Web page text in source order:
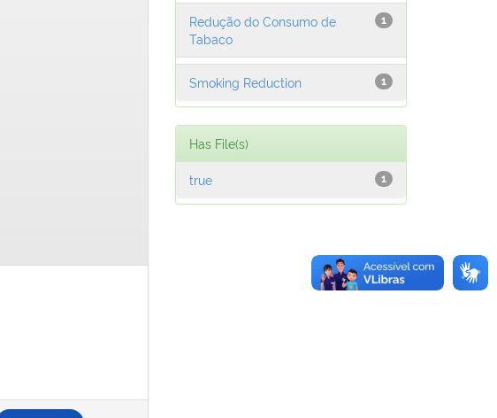
1
Redução do Consumo de
Tabaco
1
Smoking Reduction
Has File(s)
1
true